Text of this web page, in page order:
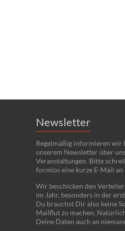
Newsletter
Regelmäßig informieren wir
unserem Newsletter über
Veranstaltungen. Bitte
formlos eine kurze E-Mail an
Wir beschicken den
im Jahr, besonders in der
Du brauchst Dir also keine
Mailflut zu machen.
Deine Daten auch an